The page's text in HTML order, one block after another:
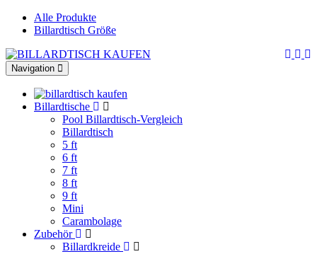
Alle Produkte
Billardtisch Größe
Toggle
navigation
Navigation
Billardtische
Pool Billardtisch-Vergleich
Billardtisch
5 ft
6 ft
7 ft
8 ft
9 ft
Mini
Carambolage
Zubehör
Billardkreide